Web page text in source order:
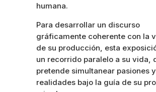
humana.
Para desarrollar un discurso
gráficamente coherente con la
de su producción, esta
un recorrido paralelo a su vida,
pretende simultanear pasiones y
realidades bajo la guía de su